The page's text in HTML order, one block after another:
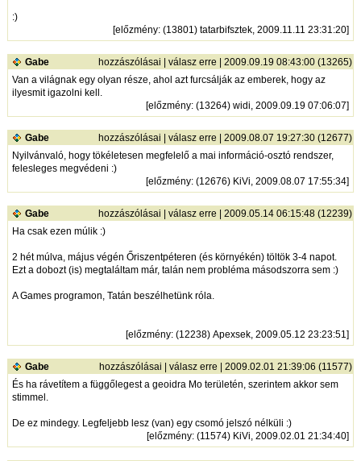
:)
[előzmény: (13801) tatarbifsztek, 2009.11.11 23:31:20]
Gabe hozzászólásai |válasz erre | 2009.09.19 08:43:00 (13265)
Van a világnak egy olyan része, ahol azt furcsálják az emberek, hogy az
ilyesmit igazolni kell.
[előzmény: (13264) widi, 2009.09.19 07:06:07]
Gabe hozzászólásai |válasz erre | 2009.08.07 19:27:30 (12677)
Nyilvánvaló, hogy tökéletesen megfelelő a mai információ-osztó rendszer,
felesleges megvédeni :)
[előzmény: (12676) KiVi, 2009.08.07 17:55:34]
Gabe hozzászólásai |válasz erre | 2009.05.14 06:15:48 (12239)
Ha csak ezen múlik :)
2 hét múlva, május végén Őriszentpéteren (és környékén) töltök 3-4 napot.
Ezt a dobozt (is) megtaláltam már, talán nem probléma másodszorra sem :)
A Games programon, Tatán beszélhetünk róla.
[előzmény: (12238) Apexsek, 2009.05.12 23:23:51]
Gabe hozzászólásai |válasz erre | 2009.02.01 21:39:06 (11577)
És ha rávetítem a függőlegest a geoidra Mo területén, szerintem akkor sem
stimmel.
De ez mindegy. Legfeljebb lesz (van) egy csomó jelszó nélküli :)
[előzmény: (11574) KiVi, 2009.02.01 21:34:40]